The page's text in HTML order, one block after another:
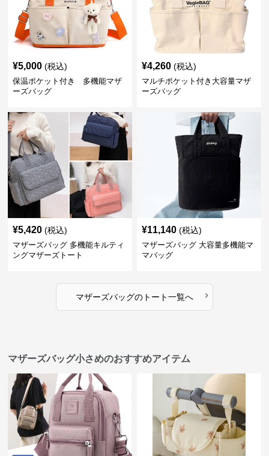
¥5,000 (税込)
保温ポケット付き 多機能マザ
ーズバッグ
¥4,260 (税込)
マルチポケット付き大容量マザ
ーズバッグ
¥5,420 (税込)
マザーズバッグ 多機能キルティ
ングマザーズトート
¥11,140 (税込)
マザーズバッグ 大容量多機能マ
マバッグ
マザーズバッグのトート一覧へ ›
マザーズバッグ小さめのおすすめアイテム